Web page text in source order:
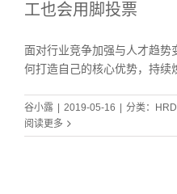
工也会用脚投票
面对行业竞争加强与人才趋势
何打造自己的核心优势，持续
谷小露 2019-05-16 分类：
阅读更多